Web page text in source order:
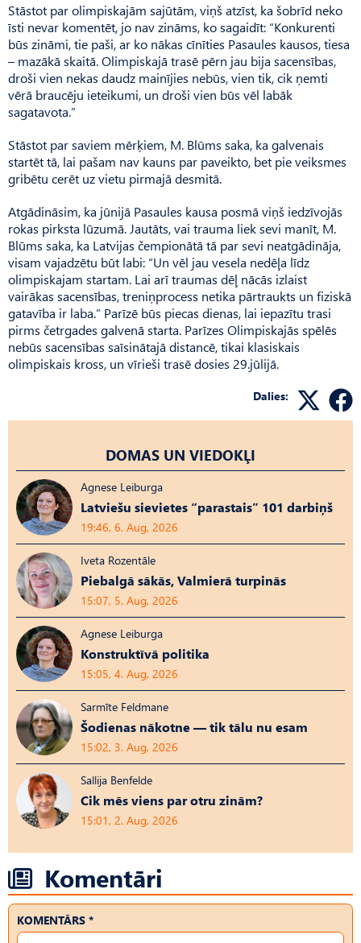
Stāstot par olimpiskajām sajūtām, viņš atzīst, ka šobrīd neko
īsti nevar komentēt, jo nav zināms, ko sagaidīt: “Konkurenti
būs zināmi, tie paši, ar ko nākas cīnīties Pasaules kausos, tiesa
– mazākā skaitā. Olimpiskajā trasē pērn jau bija sacensības,
droši vien nekas daudz mainījies nebūs, vien tik, cik ņemti
vērā braucēju ieteikumi, un droši vien būs vēl labāk
sagatavota.”
Stāstot par saviem mērķiem, M. Blūms saka, ka galvenais
startēt tā, lai pašam nav kauns par paveikto, bet pie veiksmes
gribētu cerēt uz vietu pirmajā desmitā.
Atgādināsim, ka jūnijā Pasaules kausa posmā viņš iedzīvojās
rokas pirksta lūzumā. Jautāts, vai trauma liek sevi manīt, M.
Blūms saka, ka Latvijas čempionātā tā par sevi neatgādināja,
visam vajadzētu būt labi: “Un vēl jau vesela nedēļa līdz
olimpiskajam startam. Lai arī traumas dēļ nācās izlaist
vairākas sacensības, treniņprocess netika pārtraukts un fiziskā
gatavība ir laba.” Parīzē būs piecas dienas, lai iepazītu trasi
pirms četrgades galvenā starta. Parīzes Olimpiskajās spēlēs
nebūs sacensības saīsinātajā distancē, tikai klasiskais
olimpiskais kross, un vīrieši trasē dosies 29.jūlijā.
Dalies:
DOMAS UN VIEDOKĻI
Agnese Leiburga
Latviešu sievietes “parastais” 101 darbiņš
19:46, 6. Aug, 2026
Iveta Rozentāle
Piebalgā sākās, Valmierā turpinās
15:07, 5. Aug, 2026
Agnese Leiburga
Konstruktīvā politika
15:05, 4. Aug, 2026
Sarmīte Feldmane
Šodienas nākotne — tik tālu nu esam
15:02, 3. Aug, 2026
Sallija Benfelde
Cik mēs viens par otru zinām?
15:01, 2. Aug, 2026
Komentāri
KOMENTĀRS *